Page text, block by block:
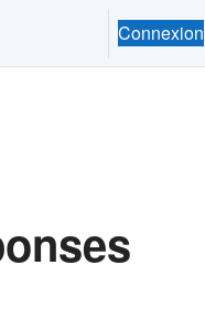
Connexion